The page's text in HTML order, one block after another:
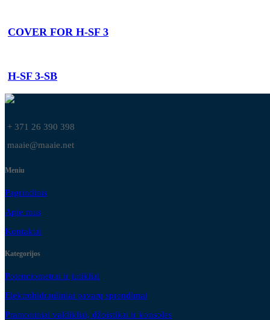
COVER FOR H-SF 3
H-SF 3-SB
+ 371 26 390 398
maaie@maaie.net
Meniu
Pagrindinis
Apie mus
Kontaktai
Kategorijos
Potenciometrai ir jutikliai
Elektrohidrauliniai pavarų sprendimai
Pramoniniai valdikliai, džoistikai ir konsolės